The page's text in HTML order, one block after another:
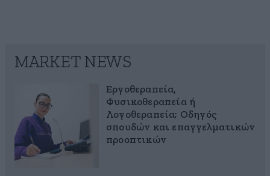
MARKET NEWS
Εργοθεραπεία,
Φυσικοθεραπεία ή
Λογοθεραπεία; Οδηγός
σπουδών και επαγγελματικών
προοπτικών